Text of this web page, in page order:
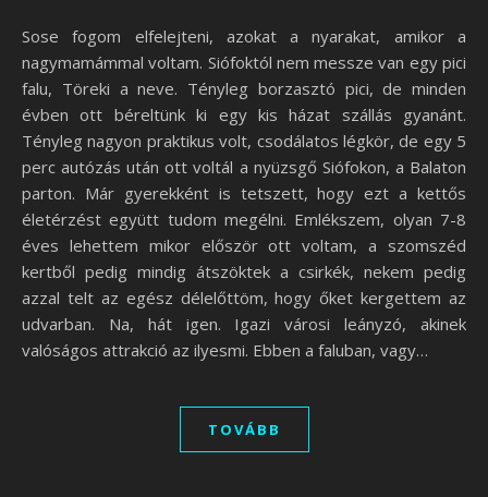
Sose fogom elfelejteni, azokat a nyarakat, amikor a
nagymamámmal voltam. Siófoktól nem messze van egy pici
falu, Töreki a neve. Tényleg borzasztó pici, de minden
évben ott béreltünk ki egy kis házat szállás gyanánt.
Tényleg nagyon praktikus volt, csodálatos légkör, de egy 5
perc autózás után ott voltál a nyüzsgő Siófokon, a Balaton
parton. Már gyerekként is tetszett, hogy ezt a kettős
életérzést együtt tudom megélni. Emlékszem, olyan 7-8
éves lehettem mikor először ott voltam, a szomszéd
kertből pedig mindig átszöktek a csirkék, nekem pedig
azzal telt az egész délelőttöm, hogy őket kergettem az
udvarban. Na, hát igen. Igazi városi leányzó, akinek
valóságos attrakció az ilyesmi. Ebben a faluban, vagy…
TOVÁBB